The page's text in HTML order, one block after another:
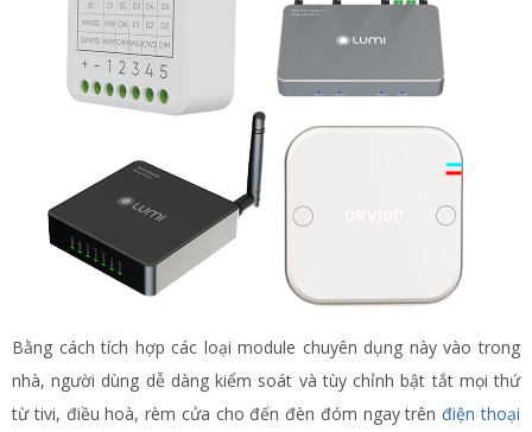
Bằng cách tích hợp các loại module chuyên dụng này vào trong
nhà, người dùng dễ dàng kiểm soát và tùy chỉnh bật tắt mọi thứ
từ tivi, điều hoà, rèm cửa cho đến đèn đóm ngay trênđiện thoại